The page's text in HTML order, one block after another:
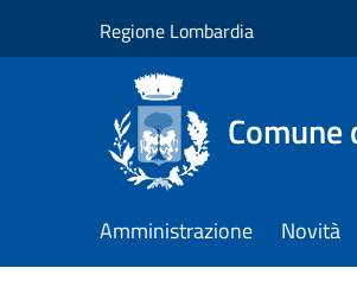
Regione Lombardia
Comune
Amministrazione Novità